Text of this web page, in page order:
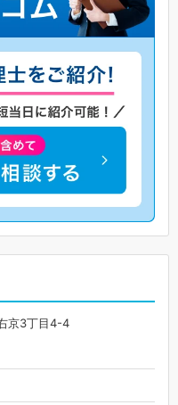
京3丁目4-4